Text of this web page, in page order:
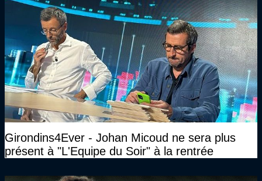
Girondins4Ever - Johan Micoud ne sera plus
présent à "L'Equipe du Soir" à la rentrée